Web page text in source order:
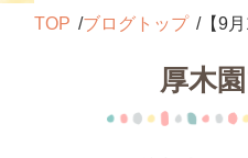
TOP ブログトップ 【9
厚木